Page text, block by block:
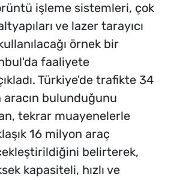
işleme sistemleri, çok
ve lazer tarayıcı
örnek bir
faaliyete
Türkiye'de trafikte 34
bulunduğunu
tekrar muayenelerle
16 milyon araç
belirterek,
kapasiteli, hızlı ve